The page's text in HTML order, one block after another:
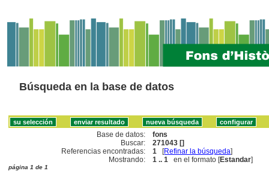
Búsqueda en la base de datos
Base de datos:
fons
Buscar:
271043 []
Referencias encontradas:
1 [Refinar la búsqueda]
Mostrando:
1 .. 1 en el formato [Estandar]
página 1 de 1